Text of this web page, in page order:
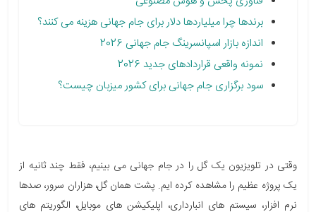
برندها چرا میلیاردها دلار برای جام جهانی هزینه می کنند؟
اندازه بازار اسپانسرینگ جام جهانی 2026
نمونه واقعی قراردادهای جدید 2026
سود برگزاری جام جهانی برای کشور میزبان چیست؟
وقتی در تلویزیون یک گل را در جام جهانی می بینیم، فقط چند ثانیه از
یک پروژه عظیم را مشاهده کرده ایم. پشت همان گل، هزاران سرور، صدها
نرم افزار، سیستم های انبارداری، اپلیکیشن های موبایل، الگوریتم های